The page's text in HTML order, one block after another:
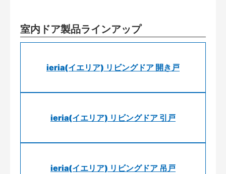
室内ドア製品ラインアップ
ieria(イエリア) リビングドア 開き戸
ieria(イエリア) リビングドア 引戸
ieria(イエリア) リビングドア 吊戸